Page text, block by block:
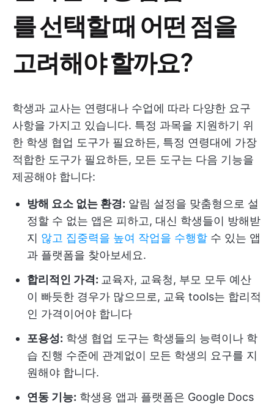
를 선택할 때 어떤 점을
고려해야 할까요?
학생과 교사는 연령대나 수업에 따라 다양한 요구
사항을 가지고 있습니다. 특정 과목을 지원하기 위
한 학생 협업 도구가 필요하든, 특정 연령대에 가장
적합한 도구가 필요하든, 모든 도구는 다음 기능을
제공해야 합니다:
방해 요소 없는 환경: 알림 설정을 맞춤형으로 설
정할 수 없는 앱은 피하고, 대신 학생들이 방해받
지 않고 집중력을 높여 작업을 수행할 수 있는 앱
과 플랫폼을 찾아보세요.
합리적인 가격: 교육자, 교육청, 부모 모두 예산
이 빠듯한 경우가 많으므로, 교육 tools는 합리적
인 가격이어야 합니다
포용성: 학생 협업 도구는 학생들의 능력이나 학
습 진행 수준에 관계없이 모든 학생의 요구를 지
원해야 합니다.
연동 기능: 학생용 앱과 플랫폼은 Google Docs